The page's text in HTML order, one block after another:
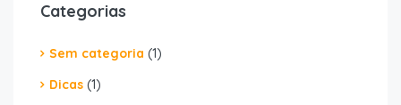
Categorias
Sem categoria (1)
Dicas (1)